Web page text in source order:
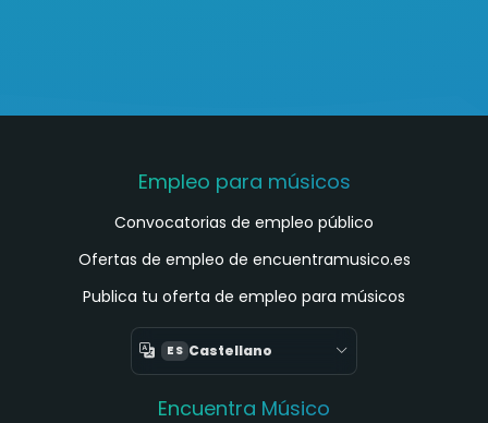
Empleo para músicos
Convocatorias de empleo público
Ofertas de empleo de encuentramusico.es
Publica tu oferta de empleo para músicos
ES Castellano
Encuentra Músico